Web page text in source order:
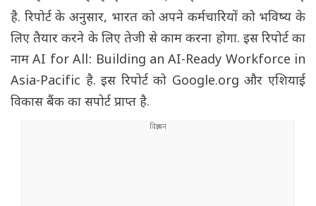
है. रिपोर्ट के अनुसार, भारत को अपने कर्मचारियों को भविष्य के
लिए तैयार करने के लिए तेजी से काम करना होगा. इस रिपोर्ट का
नाम AI for All: Building an AI-Ready Workforce in
Asia-Pacific है. इस रिपोर्ट को Google.org और एशियाई
विकास बैंक का सपोर्ट प्राप्त है.